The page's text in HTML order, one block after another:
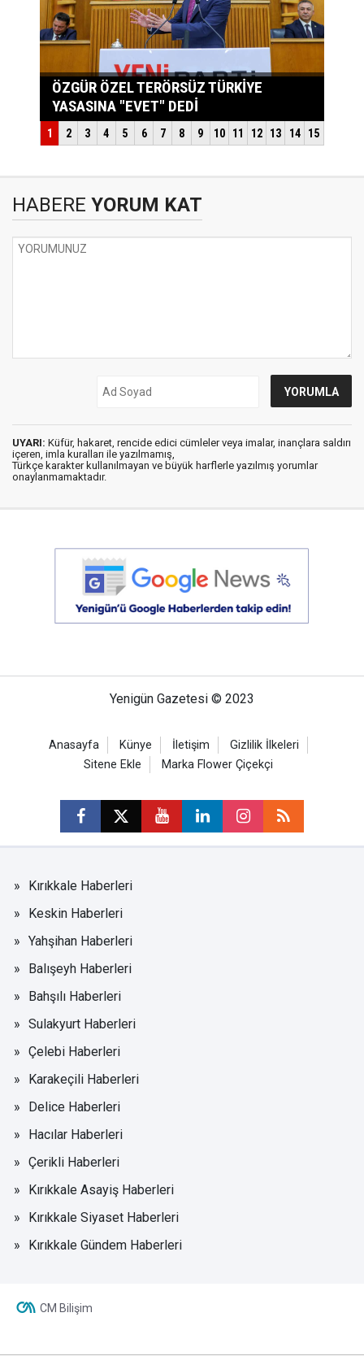
HABERE YORUM KAT
UYARI: Küfür, hakaret, rencide edici cümleler veya imalar, inançlara saldırı
içeren, imla kuralları ile yazılmamış,
Türkçe karakter kullanılmayan ve büyük harflerle yazılmış yorumlar
onaylanmamaktadır.
Yenigün Gazetesi © 2023
Anasayfa Künye İletişim
Gizlilik İlkeleri
Sitene Ekle
Marka Flower Çiçekçi
Kırıkkale Haberleri
Keskin Haberleri
Yahşihan Haberleri
Balışeyh Haberleri
Bahşılı Haberleri
Sulakyurt Haberleri
Çelebi Haberleri
Karakeçili Haberleri
Delice Haberleri
Hacılar Haberleri
Çerikli Haberleri
Kırıkkale Asayiş Haberleri
Kırıkkale Siyaset Haberleri
Kırıkkale Gündem Haberleri
CM Bilişim